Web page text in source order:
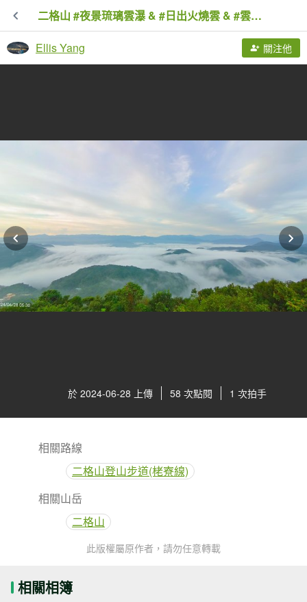
二格山 #夜景琉璃雲瀑 & #日出火燒雲 & #雲海流瀑 6/28&29
Ellis Yang 關注他
於 2024-06-28 上傳 58 次點閱 1 次拍手
相關路線
二格山登山步道(栳寮線)
相關山岳
二格山
此版權屬原作者，請勿任意轉載
相關相簿